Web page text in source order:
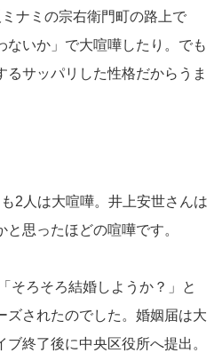
ナミの宗右衛門町の路上で
ないか」で大喧嘩したり。でも
るサッパリした性格だからうま
2人は大喧嘩。井上安世さんは
思ったほどの喧嘩です。
そろそろ結婚しようか？」と
ズされたのでした。婚姻届は大
終了後に中央区役所へ提出。